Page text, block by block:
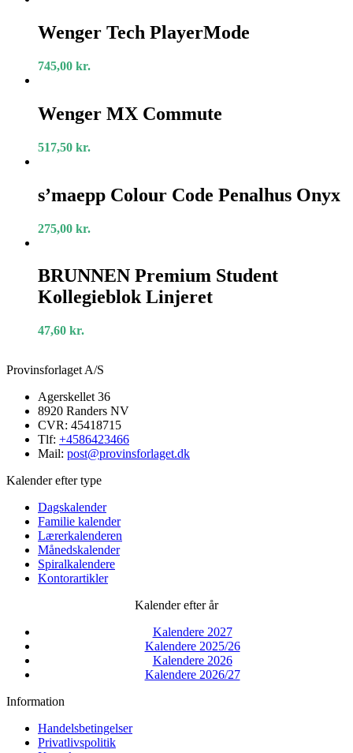
Tech
PlayerMode
Wenger Tech PlayerMode
745,00 kr.
MX
Commute
Wenger MX Commute
517,50 kr.
Colour
Code
Onyx
s’maepp Colour Code Penalhus Onyx
275,00 kr.
Premium
Student
Kollegieblok
BRUNNEN Premium Student
Kollegieblok Linjeret
47,60 kr.
Provinsforlaget A/S
Agerskellet 36
8920 Randers NV
CVR: 45418715
Tlf: +4586423466
Mail: post@provinsforlaget.dk
Kalender efter type
Dagskalender
Familie kalender
Lærerkalenderen
Månedskalender
Spiralkalendere
Kontorartikler
Kalender efter år
Kalendere 2027
Kalendere 2025/26
Kalendere 2026
Kalendere 2026/27
Information
Handelsbetingelser
Privatlivspolitik